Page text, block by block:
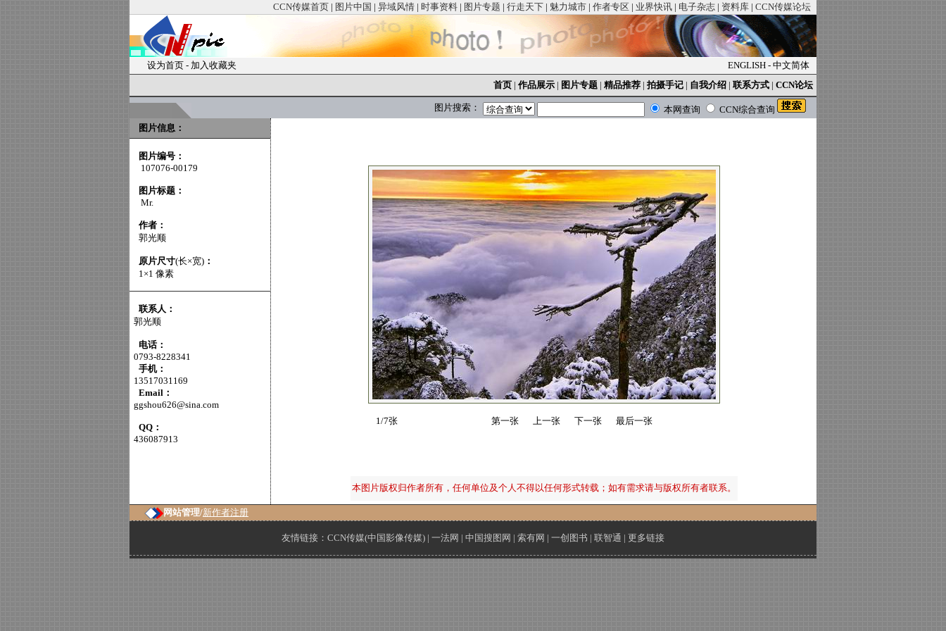
CCN传媒首页 | 图片中国 | 异域风情 | 时事资料 | 图片专题 | 行走天下 | 魅力城市 | 作者专区 | 业界快讯 | 电子杂志 | 资料库 | CCN传媒论坛
设为首页 - 加入收藏夹 ENGLISH - 中文简体
首页 | 作品展示 | 图片专题 | 精品推荐 | 拍摄手记 | 自我介绍 | 联系方式 | CCN论坛
图片搜索： 本网查询
CCN综合查询
图片信息：
图片编号：
107076-00179
图片标题：
Mr.
作者：
郭光顺
原片尺寸(长×宽) ：
1×1 像素
联系人：
郭光顺
电话：
0793-8228341
手机：
13517031169
Email：
ggshou626@sina.com
QQ：
436087913
1/7张 第一张 上一张 下一张 最后一张
本图片版权归作者所有，任何单位及个人不得以任何形式转载；如有需求请与版权所有者联系。
网站管理/新作者注册
友情链接： CCN传媒(中国影像传媒) | 一法网 | 中国搜图网 | 索有网 | 一创图书 | 联智通 | 更多链接